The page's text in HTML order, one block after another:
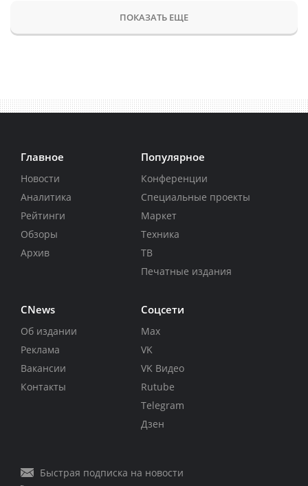
ПОКАЗАТЬ ЕЩЕ
Главное
Новости
Аналитика
Рейтинги
Обзоры
Архив
Популярное
Конференции
Специальные проекты
Маркет
Техника
ТВ
Печатные издания
CNews
Об издании
Реклама
Вакансии
Контакты
Соцсети
Max
VK
VK Видео
Rutube
Telegram
Дзен
Быстрая подписка на новости